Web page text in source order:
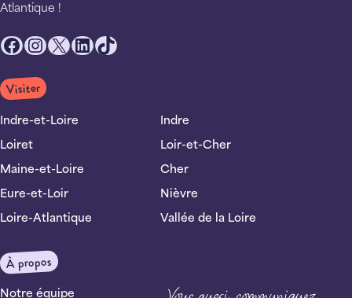
Atlantique !
Facebook
Instagram
X LinkedIn
TikTok
Visiter
Indre-et-Loire Indre
Loiret Loir-et-Cher
Maine-et-Loire Cher
Eure-et-Loir Nièvre
Loire-Atlantique Vallée de la Loire
À propos
Notre équipe